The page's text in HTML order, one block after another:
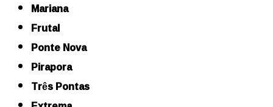
Mariana
Frutal
Ponte Nova
Pirapora
Três Pontas